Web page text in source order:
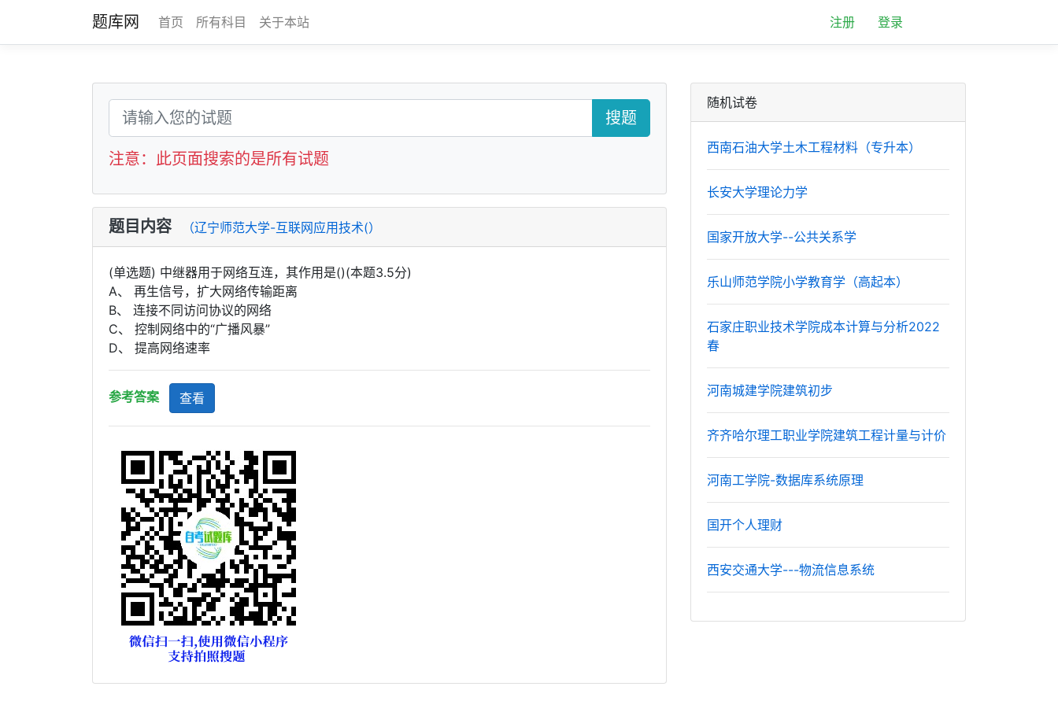
题库网 首页 所有科目 关于本站 注册 登录
搜题
注意：此页面搜索的是所有试题
题目内容 （辽宁师范大学-互联网应用技术(）
(单选题) 中继器用于网络互连，其作用是()(本题3.5分)
A、 再生信号，扩大网络传输距离
B、 连接不同访问协议的网络
C、 控制网络中的“广播风暴”
D、 提高网络速率
参考答案 查看
随机试卷
西南石油大学土木工程材料（专升本）
长安大学理论力学
国家开放大学--公共关系学
乐山师范学院小学教育学（高起本）
石家庄职业技术学院成本计算与分析2022
春
河南城建学院建筑初步
齐齐哈尔理工职业学院建筑工程计量与计价
河南工学院-数据库系统原理
国开个人理财
西安交通大学---物流信息系统